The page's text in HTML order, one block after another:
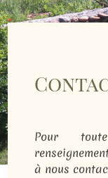
Pour
à nous